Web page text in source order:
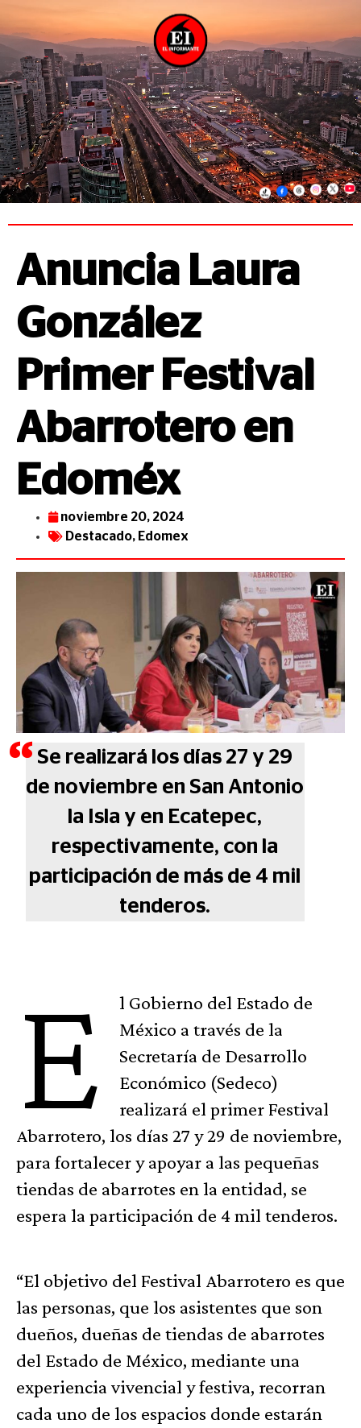
Anuncia Laura
González
Primer Festival
Abarrotero en
Edoméx
noviembre 20, 2024
Destacado, Edomex
Se realizará los días 27 y 29
de noviembre en San Antonio
la Isla y en Ecatepec,
respectivamente, con la
participación de más de 4 mil
tenderos.
E
l Gobierno del Estado de
México a través de la
Secretaría de Desarrollo
Económico (Sedeco)
realizará el primer Festival
Abarrotero, los días 27 y 29 de noviembre,
para fortalecer y apoyar a las pequeñas
tiendas de abarrotes en la entidad, se
espera la participación de 4 mil tenderos.
“El objetivo del Festival Abarrotero es que
las personas, que los asistentes que son
dueños, dueñas de tiendas de abarrotes
del Estado de México, mediante una
experiencia vivencial y festiva, recorran
cada uno de los espacios donde estarán